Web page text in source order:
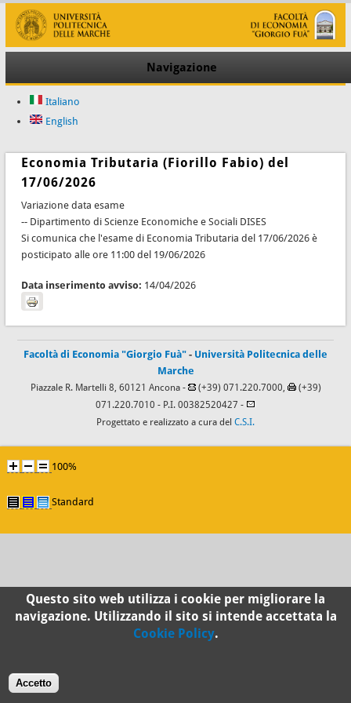
Navigazione
Italiano
English
Economia Tributaria (Fiorillo Fabio) del
17/06/2026
Variazione data esame
-- Dipartimento di Scienze Economiche e Sociali DISES
Si comunica che l'esame di Economia Tributaria del 17/06/2026 è
posticipato alle ore 11:00 del 19/06/2026
Data inserimento avviso: 14/04/2026
Facoltà di Economia "Giorgio Fuà" - Università Politecnica delle
Marche
Piazzale R. Martelli 8, 60121 Ancona - (+39) 071.220.7000,
(+39)
071.220.7010 - P.I. 00382520427 -
Progettato e realizzato a cura del C.S.I.
100%
Standard
Questo sito web utilizza i cookie per migliorare la
navigazione. Utilizzando il sito si intende accettata la
Cookie Policy.
Accetto